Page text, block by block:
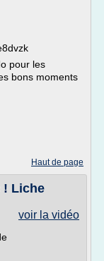
pour les
bons moments
Haut de page
! Liche
voir la vidéo